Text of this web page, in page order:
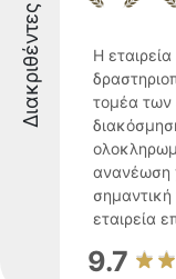
Διακριθέντες
Η
τομέα των
ανανέωση
εταιρεία
9.7